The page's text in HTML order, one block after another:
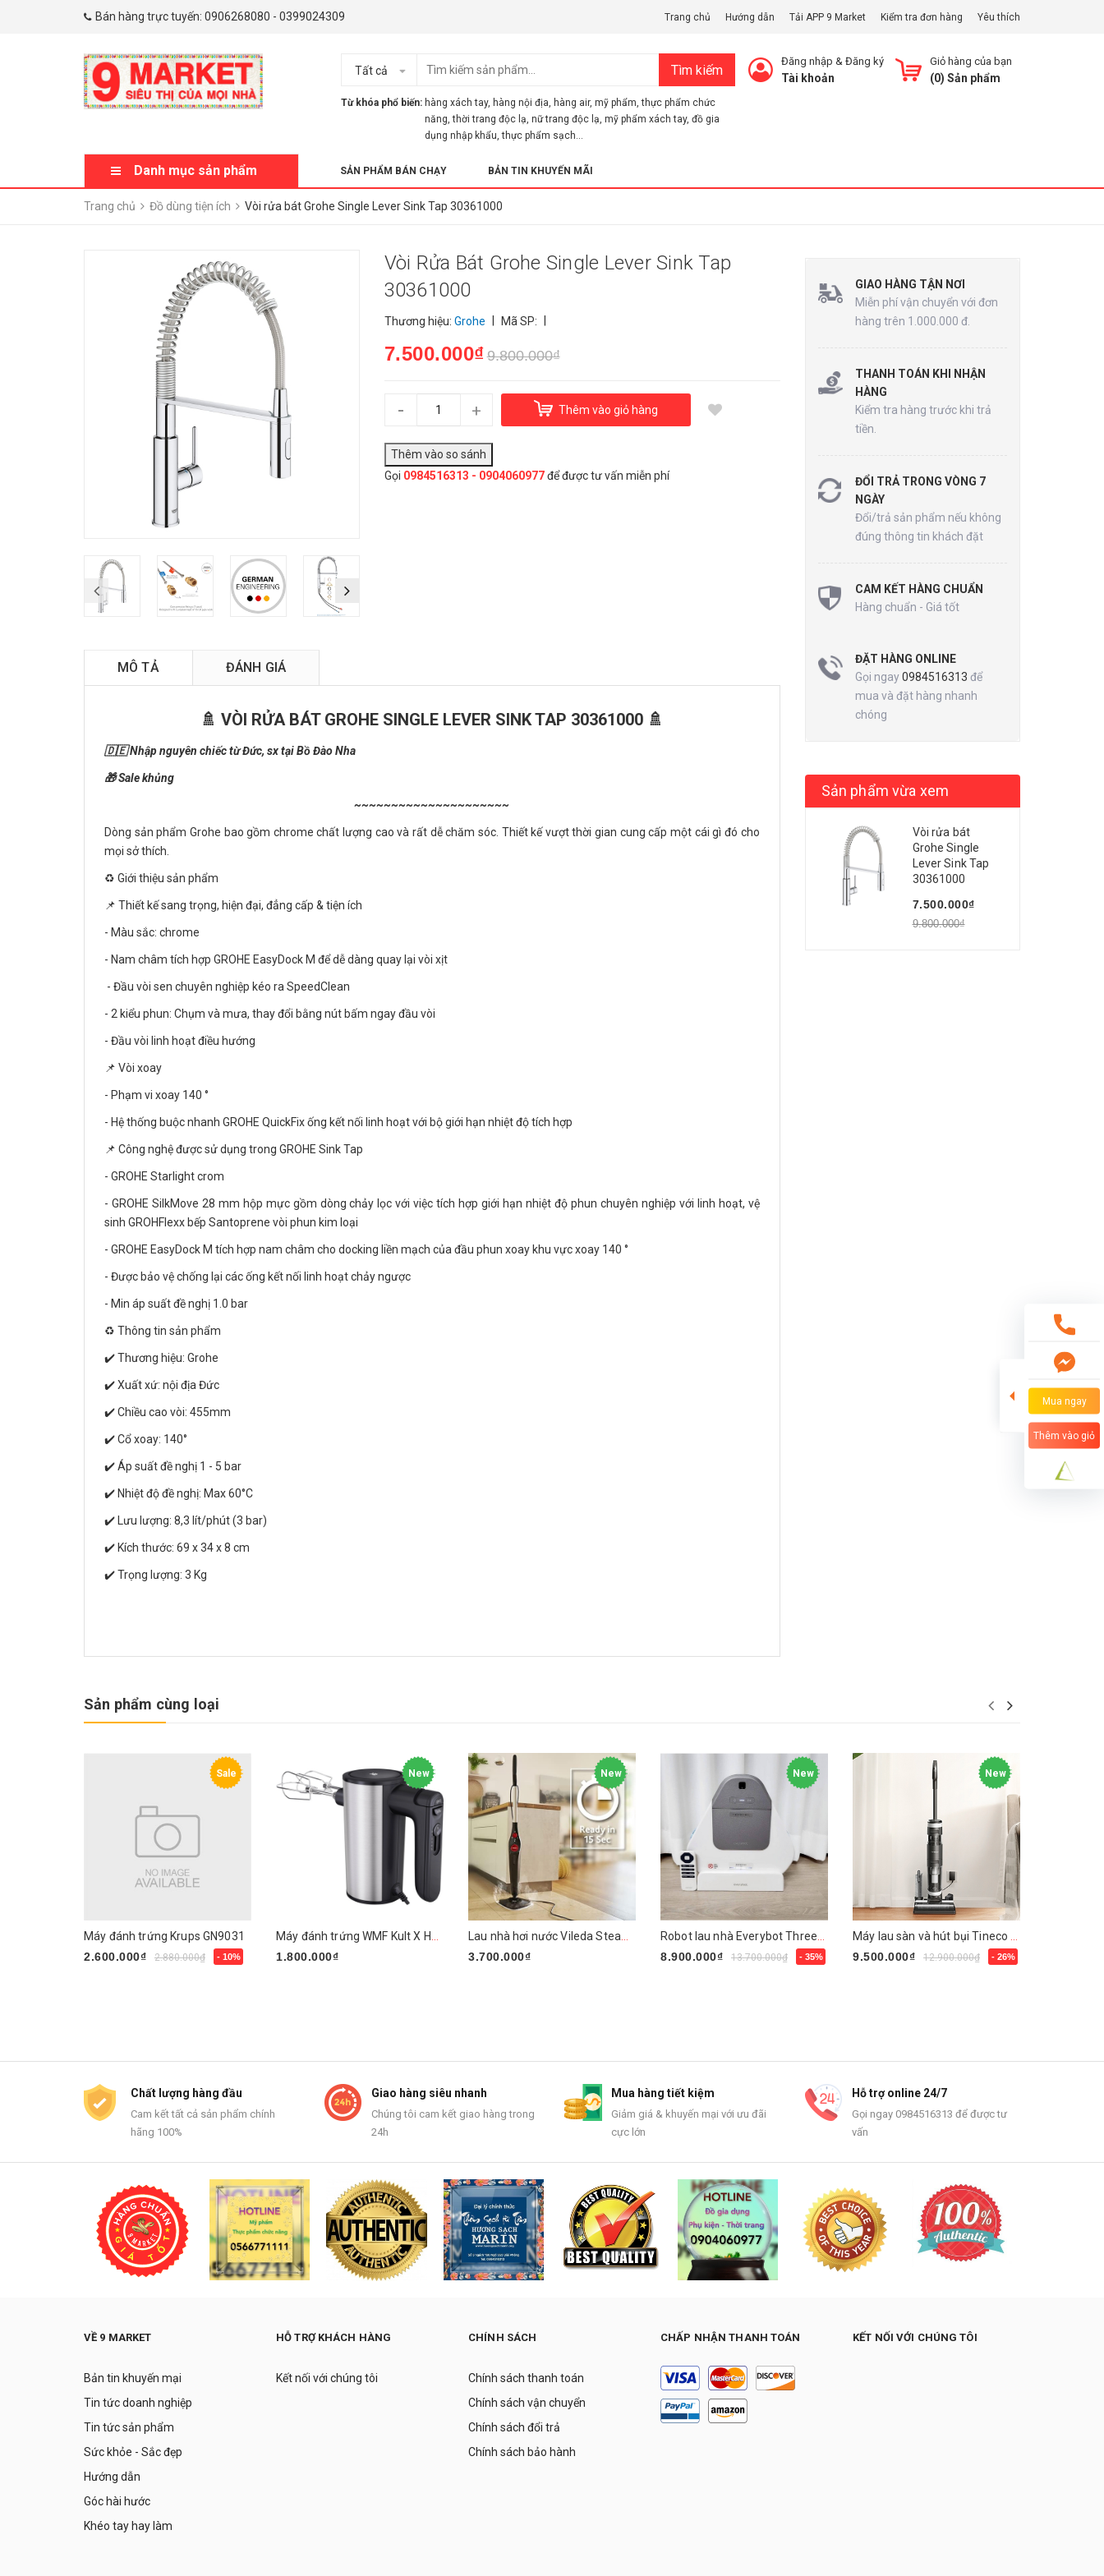
Bán hàng trực tuyến: 0906268080 - 0399024309 Trang chủ Hướng dẫn Tải APP 9 Market Kiểm tra đơn hàng Yêu thích
Tất cả Tìm kiếm
Từ khóa phổ biến: hàng xách tay, hàng nội địa, hàng air, mỹ phẩm,thực phẩm chức
năng,thời trang độc lạ, nữ trang độc lạ, mỹ phẩm xách tay, đồ gia
dụng nhập khẩu,thực phẩm sạch...
Giỏ hàng của bạn
(0) Sản phẩm
Đăng nhập & Đăng ký
Tài khoản
Danh mục sản phẩm SẢN PHẨM BÁN CHẠY BẢN TIN KHUYẾN MÃI
Trang chủ Đồ dùng tiện ích Vòi rửa bát Grohe Single Lever Sink Tap 30361000
Vòi Rửa Bát Grohe Single Lever Sink Tap
30361000
Thương hiệu: Grohe Mã SP:
7.500.000₫9.800.000₫
- + Thêm vào giỏ hàng
Gọi 0984516313 - 0904060977để được tư vấn miễn phí
MÔ TẢ ĐÁNH GIÁ
🚿 VÒI RỬA BÁT GROHE SINGLE LEVER SINK TAP 30361000 🚿
🇩🇪 Nhập nguyên chiếc từ Đức, sx tại Bồ Đào Nha
🎁 Sale khủng
~~~~~~~~~~~~~~~~~~~~~
Dòng sản phẩm Grohe bao gồm chrome chất lượng cao và rất dễ chăm sóc. Thiết kế vượt thời gian cung cấp một cái gì đó cho
mọi sở thích.
♻️ Giới thiệu sản phẩm
📌 Thiết kế sang trọng, hiện đại, đẳng cấp & tiện ích
- Màu sắc: chrome
- Nam châm tích hợp GROHE EasyDock M để dễ dàng quay lại vòi xịt
- Đầu vòi sen chuyên nghiệp kéo ra SpeedClean
- 2 kiểu phun: Chụm và mưa, thay đổi bằng nút bấm ngay đầu vòi
- Đầu vòi linh hoạt điều hướng
📌 Vòi xoay
- Phạm vi xoay 140 °
- Hệ thống buộc nhanh GROHE QuickFix ống kết nối linh hoạt với bộ giới hạn nhiệt độ tích hợp
📌 Công nghệ được sử dụng trong GROHE Sink Tap
- GROHE Starlight crom
- GROHE SilkMove 28 mm hộp mực gồm dòng chảy lọc với việc tích hợp giới hạn nhiệt độ phun chuyên nghiệp với linh hoạt, vệ
sinh GROHFlexx bếp Santoprene vòi phun kim loại
- GROHE EasyDock M tích hợp nam châm cho docking liền mạch của đầu phun xoay khu vực xoay 140 °
- Được bảo vệ chống lại các ống kết nối linh hoạt chảy ngược
- Min áp suất đề nghị 1.0 bar
♻️ Thông tin sản phẩm
✔️ Thương hiệu: Grohe
✔️ Xuất xứ: nội địa Đức
✔️ Chiều cao vòi: 455mm
✔️ Cổ xoay: 140°
✔️ Áp suất đề nghị 1 - 5 bar
✔️ Nhiệt độ đề nghị: Max 60°C
✔️ Lưu lượng: 8,3 lít/phút (3 bar)
✔️ Kích thước: 69 x 34 x 8 cm
✔️ Trọng lượng: 3 Kg
GIAO HÀNG TẬN NƠI
Miễn phí vận chuyển với đơn
hàng trên 1.000.000 đ.
THANH TOÁN KHI NHẬN
HÀNG
Kiểm tra hàng trước khi trả
tiền.
ĐỔI TRẢ TRONG VÒNG 7
NGÀY
Đổi/trả sản phẩm nếu không
đúng thông tin khách đặt
CAM KẾT HÀNG CHUẨN
Hàng chuẩn - Giá tốt
ĐẶT HÀNG ONLINE
Gọi ngay0984516313 để
mua và đặt hàng nhanh
chóng
Sản phẩm vừa xem
Vòi rửa bát
Grohe Single
Lever Sink Tap
30361000
7.500.000₫
9.800.000₫
Sản phẩm cùng loại
Sale
Máy đánh trứng Krups GN9031
2.600.000₫
2.880.000₫ - 10%
New
1.800.000₫
New
3.700.000₫
New
8.900.000₫
13.700.000₫ - 35%
New
9.500.000₫
12.900.000₫ - 26%
Chất lượng hàng đầu
Cam kết tất cả sản phẩm chính
hãng 100%
Giao hàng siêu nhanh
Chúng tôi cam kết giao hàng trong
24h
Mua hàng tiết kiệm
Giảm giá & khuyến mại với ưu đãi
cực lớn
Hỗ trợ online 24/7
Gọi ngay 0984516313 để được tư
vấn
VỀ 9 MARKET
Bản tin khuyến mại
Tin tức doanh nghiệp
Tin tức sản phẩm
Sức khỏe - Sắc đẹp
Hướng dẫn
Góc hài hước
Khéo tay hay làm
HỖ TRỢ KHÁCH HÀNG
Kết nối với chúng tôi
CHÍNH SÁCH
Chính sách thanh toán
Chính sách vận chuyển
Chính sách đổi trả
Chính sách bảo hành
CHẤP NHẬN THANH TOÁN KẾT NỐI VỚI CHÚNG TÔI
Mua ngay
Thêm vào giỏ
7.500.000₫
Đây là giải pháp trải nghiệm phát triển bởi EGANY